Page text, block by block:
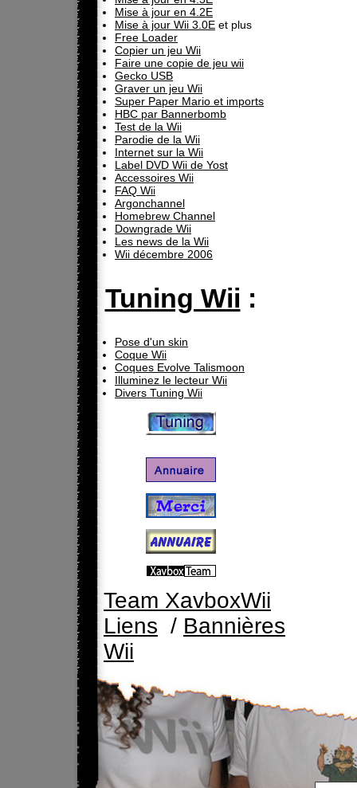
Mise à jour en 4.2E
Mise à jour Wii 3.0E et plus
Free Loader
Copier un jeu Wii
Faire une copie de jeu wii
Gecko USB
Graver un jeu Wii
Super Paper Mario et imports
HBC par Bannerbomb
Test de la Wii
Parodie de la Wii
Internet sur la Wii
Label DVD Wii de Yost
Accessoires Wii
FAQ Wii
Argonchannel
Homebrew Channel
Downgrade Wii
Les news de la Wii
Wii décembre 2006
Tuning Wii :
Pose d'un skin
Coque Wii
Coques Evolve Talismoon
Illuminez le lecteur Wii
Divers Tuning Wii
Team XavboxWii
Liens / Bannières
Wii